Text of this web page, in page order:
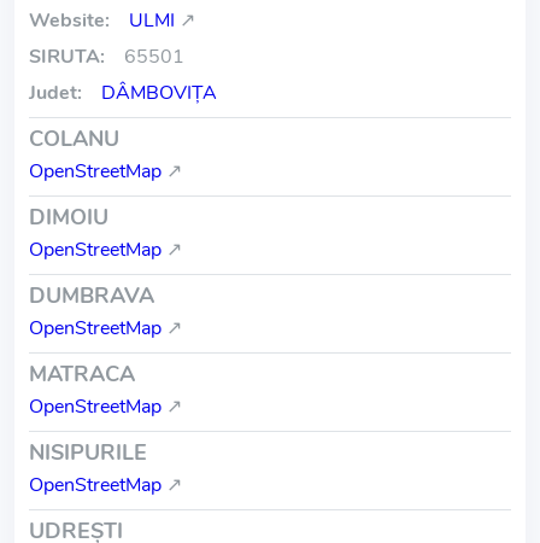
Website:
ULMI ↗
SIRUTA:
65501
Judet:
DÂMBOVIŢA
COLANU
OpenStreetMap ↗
DIMOIU
OpenStreetMap ↗
DUMBRAVA
OpenStreetMap ↗
MATRACA
OpenStreetMap ↗
NISIPURILE
OpenStreetMap ↗
UDREŞTI